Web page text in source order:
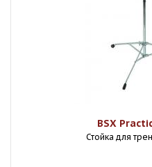
BSX
Стойка для